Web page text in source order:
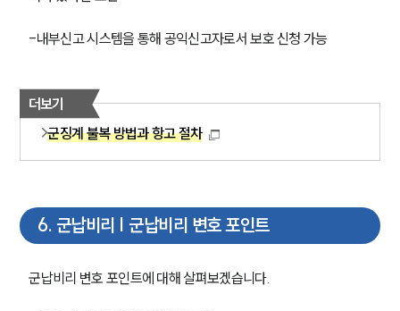
-내부신고 시스템을 통해 공익신고자로서 보호 신청 가능
더보기
군징계 불복 방법과 항고 절차
6. 군납비리 | 군납비리 변호 포인트
군납비리 변호 포인트에 대해 살펴보겠습니다.